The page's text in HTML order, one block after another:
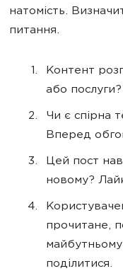
натомість.
питання.
Контент
або
Чи є спірна
Вперед
Цей пост
новому?
прочитане,
поділитися.